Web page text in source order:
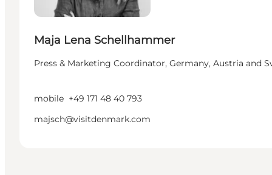
Maja Lena Schellhammer
Press & Marketing Coordinator, Germany, Austria and
mobile +49 171 48 40 793
majsch@visitdenmark.com